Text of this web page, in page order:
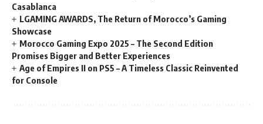
Casablanca
LGAMING AWARDS, The Return of Morocco’s Gaming
Showcase
Morocco Gaming Expo 2025 – The Second Edition
Promises Bigger and Better Experiences
Age of Empires II on PS5 – A Timeless Classic Reinvented
for Console